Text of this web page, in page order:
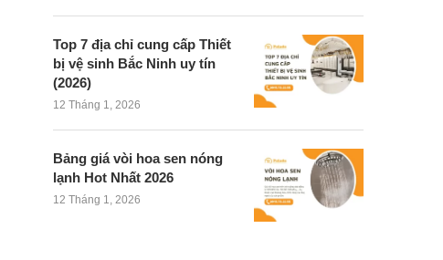
Top 7 địa chỉ cung cấp Thiết
bị vệ sinh Bắc Ninh uy tín
(2026)
12 Tháng 1, 2026
Bảng giá vòi hoa sen nóng
lạnh Hot Nhất 2026
12 Tháng 1, 2026